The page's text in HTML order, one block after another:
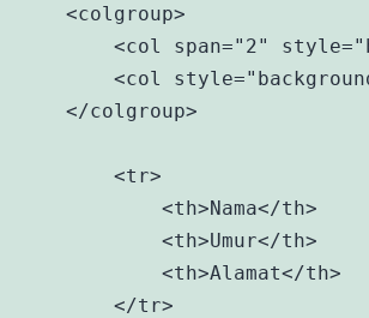
    <colgroup>
<col span="2"
<col
    </colgroup>
        <tr>
            <th>Nama</th>
            <th>Umur</th>
            <th>Alamat</th>
        </tr>